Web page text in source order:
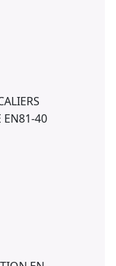
EN81-40